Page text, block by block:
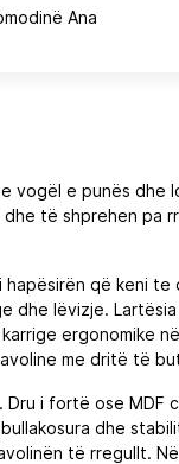
Ana
vogël e punës
të shprehen pa
që keni
dhe lëvizje.
me dritë të
i fortë ose
dhe
të rregullt.